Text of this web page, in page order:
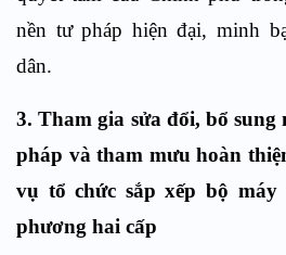
nền tư pháp hiện đại, minh
dân.
3. Tham gia sửa đổi, bổ sung
pháp và tham mưu hoàn
vụ tổ chức sắp xếp bộ
phương hai cấp